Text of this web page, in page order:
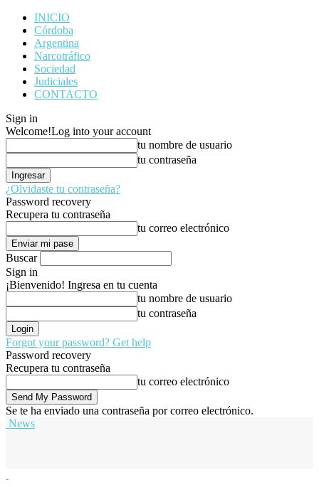
INICIO
Córdoba
Argentina
Narcotráfico
Sociedad
Judiciales
CONTACTO
Sign in
Welcome!Log into your account
tu nombre de usuario
tu contraseña
¿Olvidaste tu contraseña?
Password recovery
Recupera tu contraseña
tu correo electrónico
Buscar
Sign in
¡Bienvenido! Ingresa en tu cuenta
tu nombre de usuario
tu contraseña
Forgot your password? Get help
Password recovery
Recupera tu contraseña
tu correo electrónico
Se te ha enviado una contraseña por correo electrónico.
News